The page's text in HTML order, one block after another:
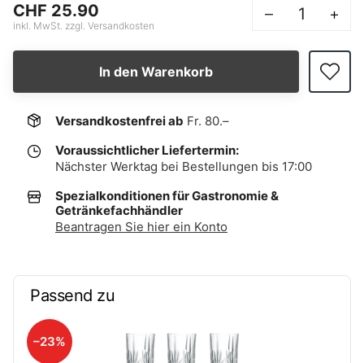
CHF 25.90
inkl. MwSt. zzgl. Versandkosten
– +
In den Warenkorb
Versandkostenfrei ab Fr. 80.–
Voraussichtlicher Liefertermin:
Nächster Werktag bei Bestellungen bis 17:00
Spezialkonditionen für Gastronomie &
Getränkefachhändler
Beantragen Sie hier ein Konto
Passend zu
–23%